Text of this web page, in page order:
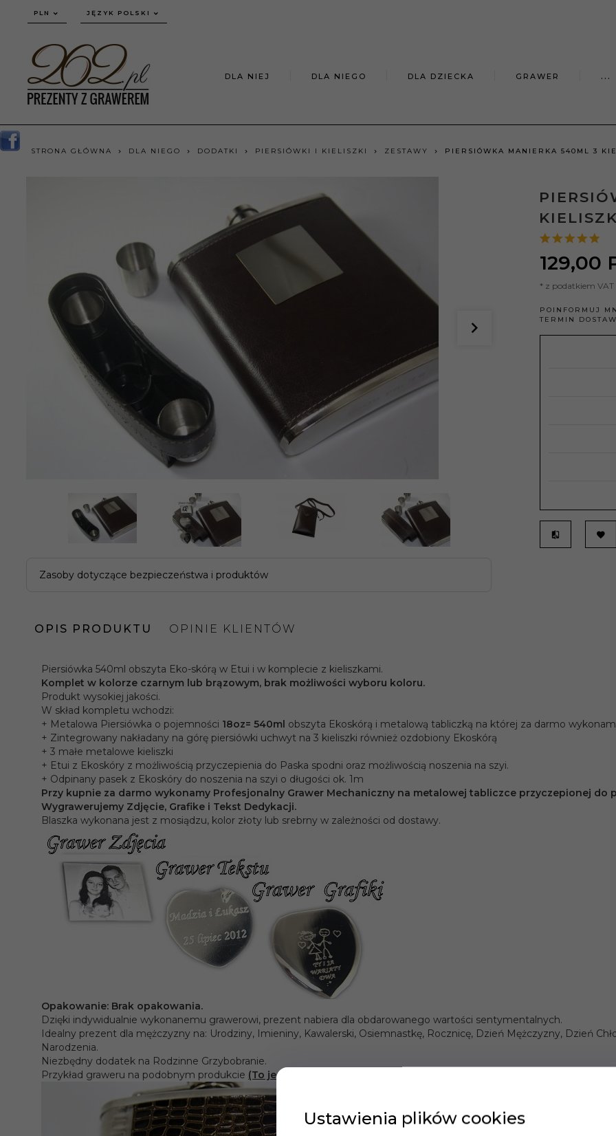
currency_h
PLN JĘZYK POLSKI
DLA NIEJ DLA NIEGO DLA DZIECKA GRAWER ...
STRONA GŁÓWNA DLA NIEGO DODATKI PIERSIÓWKI I KIELISZKI ZESTAWY PIERSIÓWKA MANIERKA 540ML 3
Zasoby dotyczące bezpieczeństwa i produktów
129,00
* z podatkiem VAT
POINFORMUJ
TERMIN
OPIS PRODUKTU OPINIE KLIENTÓW
Piersiówka 540ml obszyta Eko-skórą w Etui i w komplecie z kieliszkami.
Komplet w kolorze czarnym lub brązowym, brak możliwości wyboru koloru.
Produkt wysokiej jakości.
W skład kompletu wchodzi:
+ Metalowa Piersiówka o pojemności 18oz= 540ml obszyta Ekoskórą i metalową tabliczką na której za darmo
+ Zintegrowany nakładany na górę piersiówki uchwyt na 3 kieliszki również ozdobiony Ekoskórą
+ 3 małe metalowe kieliszki
+ Etui z Ekoskóry z możliwością przyczepienia do Paska spodni oraz możliwością noszenia na szyi.
+ Odpinany pasek z Ekoskóry do noszenia na szyi o długości ok. 1m
Przy kupnie za darmo wykonamy Profesjonalny Grawer Mechaniczny na metalowej tabliczce przyczepionej do
Wygrawerujemy Zdjęcie, Grafike i Tekst Dedykacji.
Blaszka wykonana jest z mosiądzu, kolor złoty lub srebrny w zależności od dostawy.
Opakowanie: Brak opakowania.
Dzięki indywidualnie wykonanemu grawerowi, prezent nabiera dla obdarowanego wartości sentymentalnych.
Idealny prezent dla mężczyzny na: Urodziny, Imieniny, Kawalerski, Osiemnastkę, Rocznicę, Dzień Mężczyzny, Dzień
Narodzenia.
Niezbędny dodatek na Rodzinne Grzybobranie.
Przykład graweru na podobnym produkcie (To jest tylko przykład graweru, produkt który Państwo kupują jest
Ustawienia plików cookies